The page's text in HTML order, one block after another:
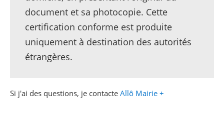
document et sa photocopie. Cette
certification conforme est produite
uniquement à destination des autorités
étrangères.
Si j'ai des questions, je contacteAllô Mairie +